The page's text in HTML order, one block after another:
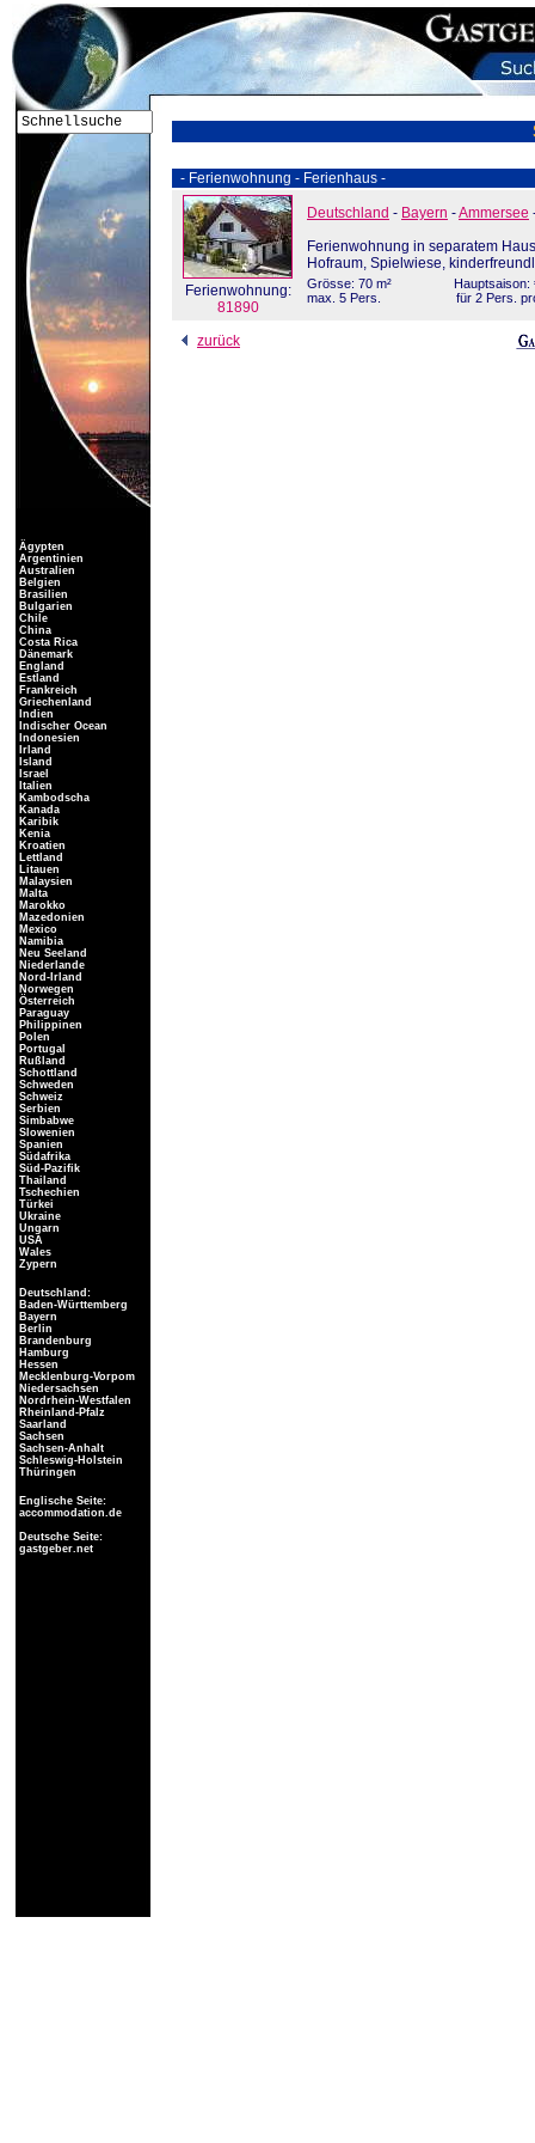
- Ferienwohnung - Ferienhaus -
Ferienwohnung:
81890
Deutschland - Bayern -Ammersee
Ferienwohnung in separatem
Hofraum, Spielwiese,
Grösse: 70 m²
max. 5 Pers.
Hauptsaison:
für 2 Pers.
zurück
Ägypten
Argentinien
Australien
Belgien
Brasilien
Bulgarien
Chile
China
Costa Rica
Dänemark
England
Estland
Frankreich
Griechenland
Indien
Indischer Ocean
Indonesien
Irland
Island
Israel
Italien
Kambodscha
Kanada
Karibik
Kenia
Kroatien
Lettland
Litauen
Malaysien
Malta
Marokko
Mazedonien
Mexico
Namibia
Neu Seeland
Niederlande
Nord-Irland
Norwegen
Österreich
Paraguay
Philippinen
Polen
Portugal
Rußland
Schottland
Schweden
Schweiz
Serbien
Simbabwe
Slowenien
Spanien
Südafrika
Süd-Pazifik
Thailand
Tschechien
Türkei
Ukraine
Ungarn
USA
Wales
Zypern
Deutschland:
Baden-Württemberg
Bayern
Berlin
Brandenburg
Hamburg
Hessen
Mecklenburg-Vorpom
Niedersachsen
Nordrhein-Westfalen
Rheinland-Pfalz
Saarland
Sachsen
Sachsen-Anhalt
Schleswig-Holstein
Thüringen
Englische Seite:
accommodation.de
Deutsche Seite:
gastgeber.net